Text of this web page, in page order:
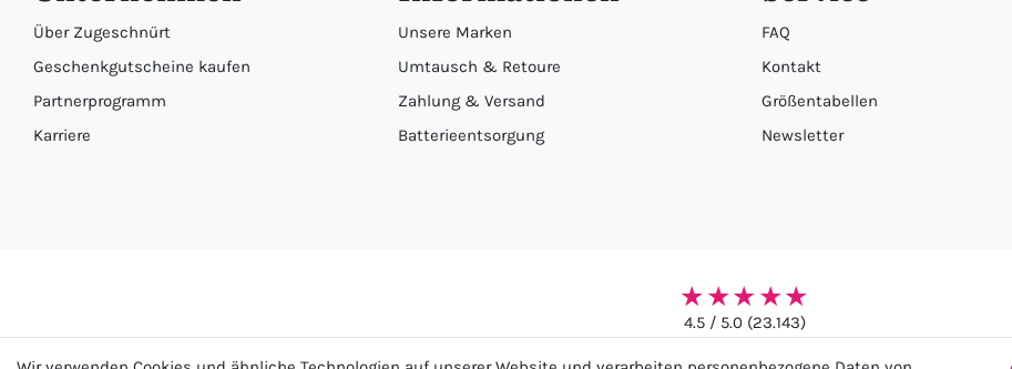
Über Zugeschnürt
Geschenkgutscheine kaufen
Partnerprogramm
Karriere
Unsere Marken
Umtausch & Retoure
Zahlung & Versand
Batterieentsorgung
FAQ
Kontakt
Größentabellen
Newsletter
★★★★★
4.5 / 5.0 (23.143)